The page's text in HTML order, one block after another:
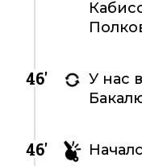
46'
У нас
46'